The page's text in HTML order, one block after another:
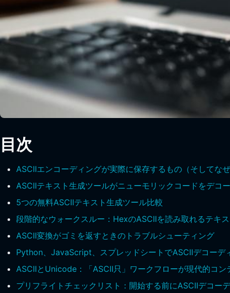
目次
ASCIIエンコーディングが実際に保存するもの（そしてな
ASCIIテキスト生成ツールがニューモリックコードをデコ
5つの無料ASCIIテキスト生成ツール比較
段階的なウォークスルー：HexのASCIIを読み取れるテキ
ASCII変換がゴミを返すときのトラブルシューティング
Python、JavaScript、スプレッドシートでASCIIデコーデ
ASCIIとUnicode：「ASCII只」ワークフローが現代的コ
プリフライトチェックリスト：開始する前にASCIIデコー